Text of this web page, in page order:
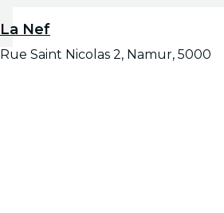
La Nef
Rue Saint Nicolas 2, Namur, 5000